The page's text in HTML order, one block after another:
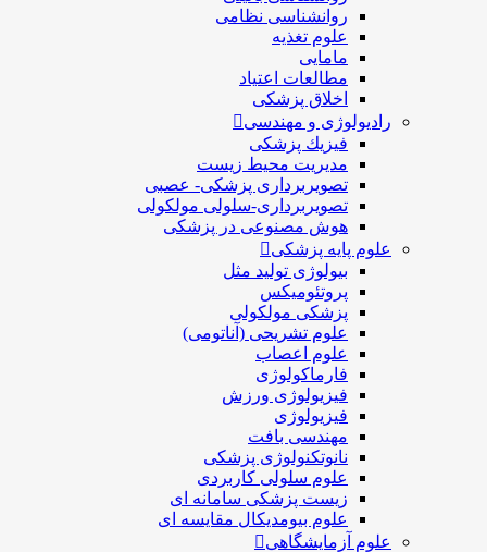
روانشناسی نظامی
علوم تغذیه
مامایی
مطالعات اعتیاد
اخلاق پزشکی
رادیولوژی و مهندسی
فيزيك پزشکی
مدیریت محیط زیست
تصویربرداری پزشکی- عصبی
تصویربرداری-سلولی مولکولی
هوش مصنوعی در پزشکی
علوم پایه پزشکی
بیولوژی تولید مثل
پروتئومیکس
پزشکی مولکولی
علوم تشریحی (آناتومی)
علوم اعصاب
فارماکولوژی
فیزیولوژی ورزش
فیزیولوژی
مهندسی بافت
نانوتکنولوژی پزشکی
علوم سلولی کاربردی
زیست پزشکی سامانه ای
علوم بیومدیکال مقایسه ای
علوم آزمایشگاهی